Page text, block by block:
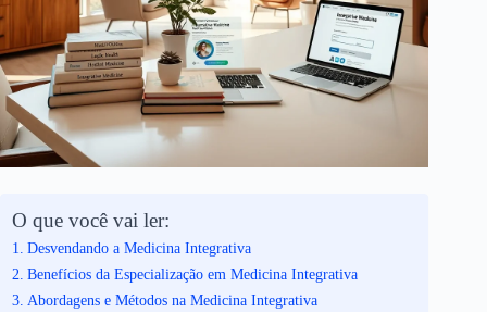
O que você vai ler:
Desvendando a Medicina Integrativa
Benefícios da Especialização em Medicina Integrativa
Abordagens e Métodos na Medicina Integrativa